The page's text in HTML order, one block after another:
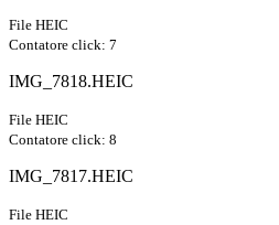
File HEIC
Contatore click: 7
IMG_7818.HEIC
File HEIC
Contatore click: 8
IMG_7817.HEIC
File HEIC